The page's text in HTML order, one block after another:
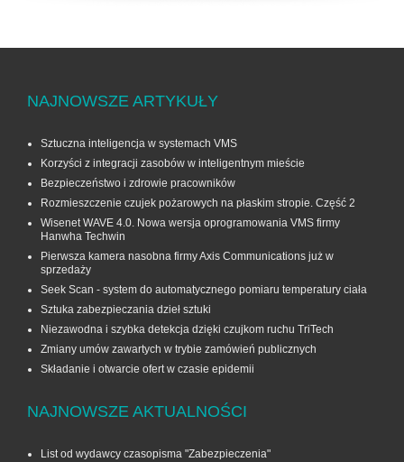
NAJNOWSZE ARTYKUŁY
Sztuczna inteligencja w systemach VMS
Korzyści z integracji zasobów w inteligentnym mieście
Bezpieczeństwo i zdrowie pracowników
Rozmieszczenie czujek pożarowych na płaskim stropie. Część 2
Wisenet WAVE 4.0. Nowa wersja oprogramowania VMS firmy
Hanwha Techwin
Pierwsza kamera nasobna firmy Axis Communications już w
sprzedaży
Seek Scan - system do automatycznego pomiaru temperatury ciała
Sztuka zabezpieczania dzieł sztuki
Niezawodna i szybka detekcja dzięki czujkom ruchu TriTech
Zmiany umów zawartych w trybie zamówień publicznych
Składanie i otwarcie ofert w czasie epidemii
NAJNOWSZE AKTUALNOŚCI
List od wydawcy czasopisma "Zabezpieczenia"